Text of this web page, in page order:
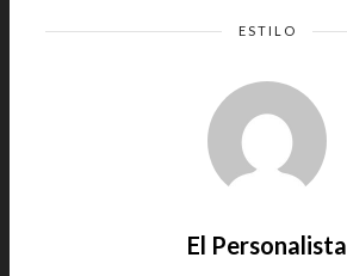
ESTILO
El Personalista